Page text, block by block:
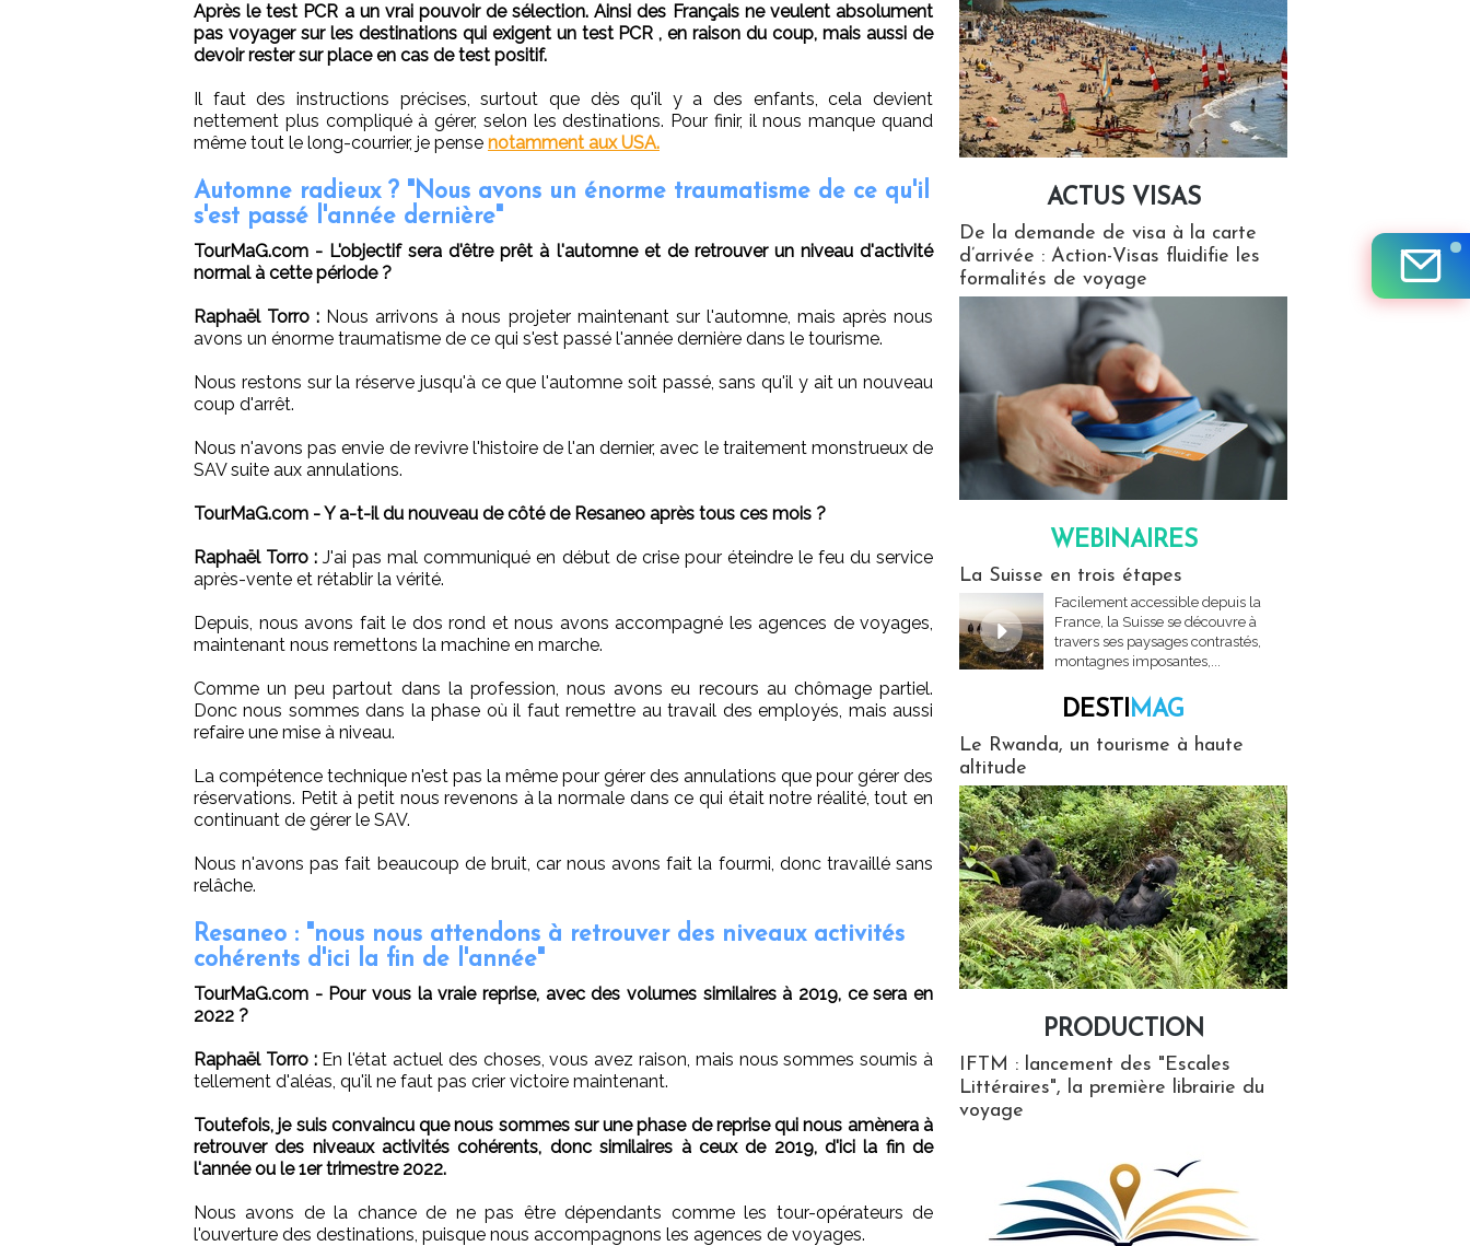
Après le test PCR a un vrai pouvoir de sélection. Ainsi des Français ne veulent absolument
pas voyager sur les destinations qui exigent un test PCR , en raison du coup, mais aussi de
devoir rester sur place en cas de test positif.
Il faut des instructions précises, surtout que dès qu'il y a des enfants, cela devient
nettement plus compliqué à gérer, selon les destinations. Pour finir, il nous manque quand
même tout le long-courrier, je pense notamment aux USA.
Automne radieux ? "Nous avons un énorme traumatisme de ce qu'il
s'est passé l'année dernière"
TourMaG.com - L'objectif sera d'être prêt à l'automne et de retrouver un niveau d'activité
normal à cette période ?
Raphaël Torro : Nous arrivons à nous projeter maintenant sur l'automne, mais après nous
avons un énorme traumatisme de ce qui s'est passé l'année dernière dans le tourisme.
Nous restons sur la réserve jusqu'à ce que l'automne soit passé, sans qu'il y ait un nouveau
coup d'arrêt.
Nous n'avons pas envie de revivre l'histoire de l'an dernier, avec le traitement monstrueux de
SAV suite aux annulations.
TourMaG.com - Y a-t-il du nouveau de côté de Resaneo après tous ces mois ?
Raphaël Torro : J'ai pas mal communiqué en début de crise pour éteindre le feu du service
après-vente et rétablir la vérité.
Depuis, nous avons fait le dos rond et nous avons accompagné les agences de voyages,
maintenant nous remettons la machine en marche.
Comme un peu partout dans la profession, nous avons eu recours au chômage partiel.
Donc nous sommes dans la phase où il faut remettre au travail des employés, mais aussi
refaire une mise à niveau.
La compétence technique n'est pas la même pour gérer des annulations que pour gérer des
réservations. Petit à petit nous revenons à la normale dans ce qui était notre réalité, tout en
continuant de gérer le SAV.
Nous n'avons pas fait beaucoup de bruit, car nous avons fait la fourmi, donc travaillé sans
relâche.
Resaneo : "nous nous attendons à retrouver des niveaux activités
cohérents d'ici la fin de l'année"
TourMaG.com - Pour vous la vraie reprise, avec des volumes similaires à 2019, ce sera en
2022 ?
Raphaël Torro :En l'état actuel des choses, vous avez raison, mais nous sommes soumis à
tellement d'aléas, qu'il ne faut pas crier victoire maintenant.
Toutefois, je suis convaincu que nous sommes sur une phase de reprise qui nous amènera à
retrouver des niveaux activités cohérents, donc similaires à ceux de 2019, d'ici la fin de
l'année ou le 1er trimestre 2022.
Nous avons de la chance de ne pas être dépendants comme les tour-opérateurs de
l'ouverture des destinations, puisque nous accompagnons les agences de voyages.
ACTUS VISAS
De la demande de visa à la carte
d’arrivée : Action-Visas fluidifie les
formalités de voyage
WEBINAIRES
La Suisse en trois étapes
Facilement accessible depuis la
France, la Suisse se découvre à
travers ses paysages contrastés,
montagnes imposantes,...
DESTIMAG
Le Rwanda, un tourisme à haute
altitude
PRODUCTION
IFTM : lancement des "Escales
Littéraires", la première librairie du
voyage